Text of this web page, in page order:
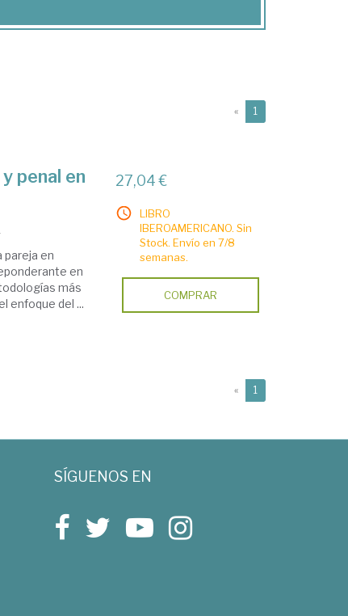
« 1
penal en
pareja en
en
más
enfoque del ...
27,04 €
LIBRO
IBEROAMERICANO. Sin
Stock. Envío en 7/8
semanas.
COMPRAR
« 1
SÍGUENOS EN